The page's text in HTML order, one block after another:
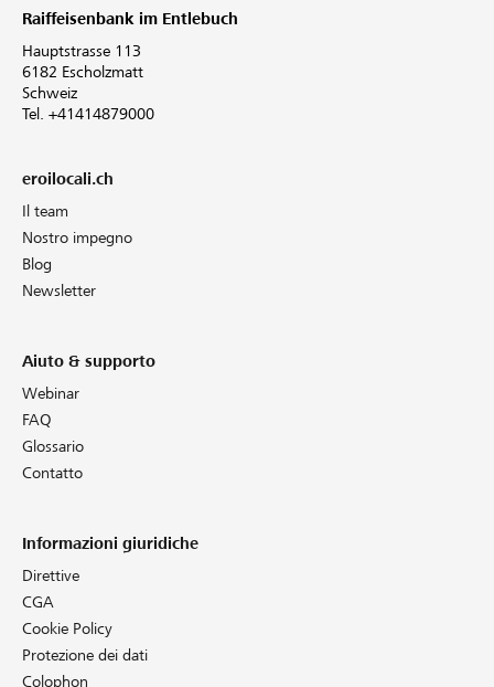
Raiffeisenbank im Entlebuch
Hauptstrasse 113
6182 Escholzmatt
Schweiz
Tel. +41414879000
eroilocali.ch
Il team
Nostro impegno
Blog
Newsletter
Aiuto & supporto
Webinar
FAQ
Glossario
Contatto
Informazioni giuridiche
Direttive
CGA
Cookie Policy
Protezione dei dati
Colophon